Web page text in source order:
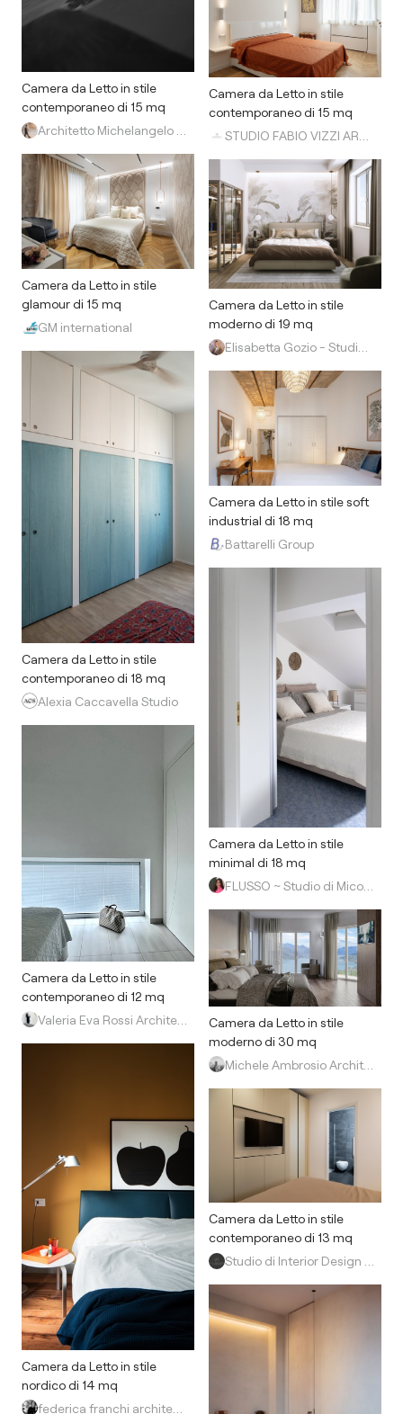
Camera da Letto in stile
contemporaneo di 15 mq
Camera da Letto in stile
glamour di 15 mq
GM international
Camera da Letto in stile
contemporaneo di 18 mq
Alexia Caccavella Studio
Camera da Letto in stile
contemporaneo di 12 mq
Camera da Letto in stile
nordico di 14 mq
Camera da Letto in stile
contemporaneo di 15 mq
Camera da Letto in stile
moderno di 19 mq
Camera da Letto in stile soft
industrial di 18 mq
Battarelli Group
Camera da Letto in stile
minimal di 18 mq
Camera da Letto in stile
moderno di 30 mq
Camera da Letto in stile
contemporaneo di 13 mq
Studio di Interior Design di Yuliya Danilchenko